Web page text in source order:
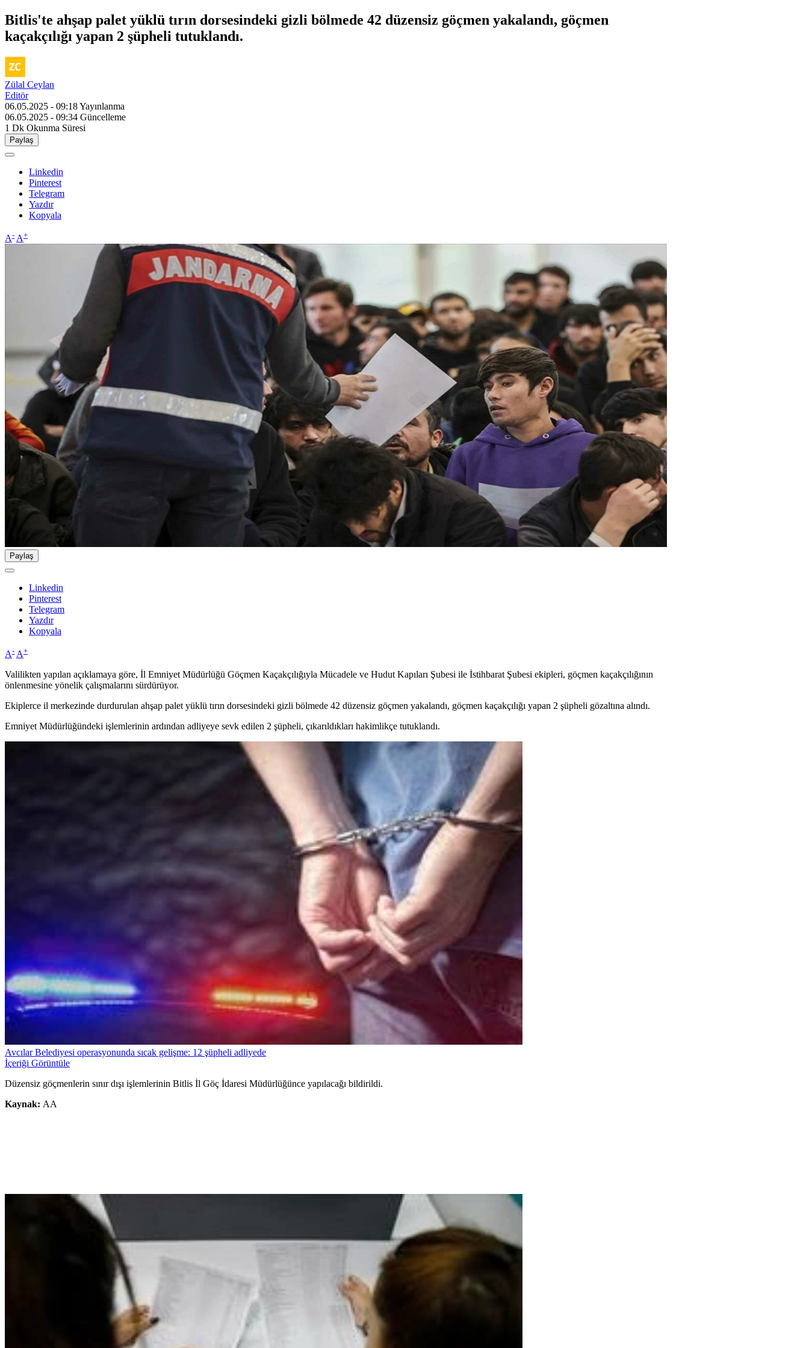
Bitlis'te ahşap palet yüklü tırın dorsesindeki gizli bölmede 42 düzensiz göçmen yakalandı, göçmen
kaçakçılığı yapan 2 şüpheli tutuklandı.
Zülal Ceylan
Editör
06.05.2025 - 09:18Yayınlanma
06.05.2025 - 09:34 Güncelleme
1 Dk Okunma Süresi
Paylaş
Linkedin
Pinterest
Telegram
Yazdır
Kopyala
A- A+
Paylaş
Linkedin
Pinterest
Telegram
Yazdır
Kopyala
A- A+
Valilikten yapılan açıklamaya göre, İl Emniyet Müdürlüğü Göçmen Kaçakçılığıyla Mücadele ve Hudut Kapıları Şubesi ile İstihbarat Şubesi ekipleri, göçmen kaçakçılığının
önlenmesine yönelik çalışmalarını sürdürüyor.
Ekiplerce il merkezinde durdurulan ahşap palet yüklü tırın dorsesindeki gizli bölmede 42 düzensiz göçmen yakalandı, göçmen kaçakçılığı yapan 2 şüpheli gözaltına alındı.
Emniyet Müdürlüğündeki işlemlerinin ardından adliyeye sevk edilen 2 şüpheli, çıkarıldıkları hakimlikçe tutuklandı.
Avcılar Belediyesi operasyonunda sıcak gelişme: 12 şüpheli adliyede
İçeriği Görüntüle
Düzensiz göçmenlerin sınır dışı işlemlerinin Bitlis İl Göç İdaresi Müdürlüğünce yapılacağı bildirildi.
Kaynak: AA